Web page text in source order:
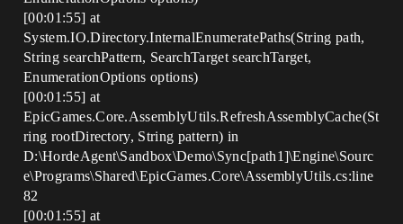
[00:01:55] at
System.IO.Directory.InternalEnumeratePaths(String path,
String searchPattern, SearchTarget searchTarget,
EnumerationOptions options)
[00:01:55] at
EpicGames.Core.AssemblyUtils.RefreshAssemblyCache(St
ring rootDirectory, String pattern) in
D:\HordeAgent\Sandbox\Demo\Sync[path1]\Engine\Sourc
e\Programs\Shared\EpicGames.Core\AssemblyUtils.cs:line
82
[00:01:55] at